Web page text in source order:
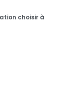
choisir à